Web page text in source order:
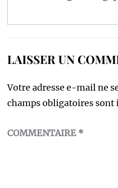
LAISSER UN
Votre adresse e-mail ne
champs obligatoires sont
COMMENTAIRE *